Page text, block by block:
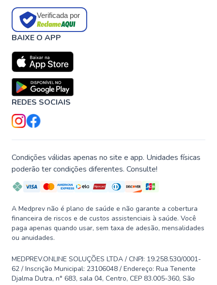
Verificada por
BAIXE O APP
REDES SOCIAIS
Condições válidas apenas no site e app. Unidades físicas
poderão ter condições diferentes. Consulte!
A Medprev não é plano de saúde e não garante a cobertura
financeira de riscos e de custos assistenciais à saúde. Você
paga apenas quando usar, sem taxa de adesão, mensalidades
ou anuidades.
MEDPREV.ONLINE SOLUÇÕES LTDA / CNPJ: 19.258.530/0001-
62 / Inscrição Municipal: 23106048 / Endereço: Rua Tenente
Djalma Dutra, n° 683, sala 04, Centro, CEP 83.005-360, São